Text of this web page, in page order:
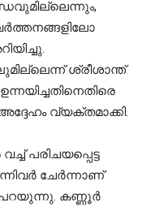
ശ്രീശാന്ത്
വ്യക്തമാക്കി.
പരിചയപ്പെട്ട
ചേർന്നാണ്
പറയുന്നു. കണ്ണൂർ